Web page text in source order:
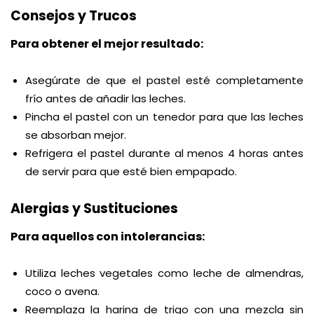
Consejos y Trucos
Para obtener el mejor resultado:
Asegúrate de que el pastel esté completamente
frío antes de añadir las leches.
Pincha el pastel con un tenedor para que las leches
se absorban mejor.
Refrigera el pastel durante al menos 4 horas antes
de servir para que esté bien empapado.
Alergias y Sustituciones
Para aquellos con intolerancias:
Utiliza leches vegetales como leche de almendras,
coco o avena.
Reemplaza la harina de trigo con una mezcla sin